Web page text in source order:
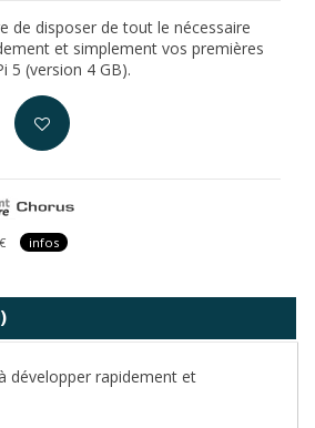
de disposer de tout le nécessaire
et simplement vos premières
5 (version 4 GB).
infos
développer rapidement et